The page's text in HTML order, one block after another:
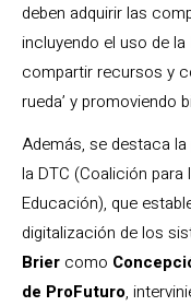
deben adquirir las
incluyendo el uso de
compartir recursos y
rueda’ y promoviendo
Además, se destaca
la DTC (Coalición
Educación), que
digitalización de los
Brier como
de ProFuturo,